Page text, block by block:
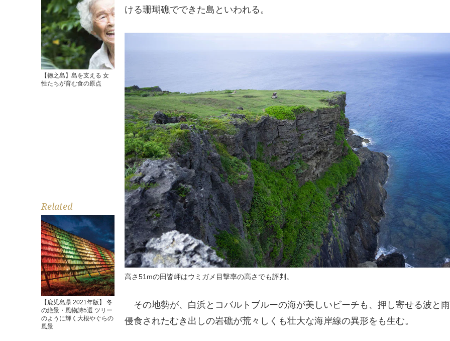
【徳之島】島を支える 女
性たちが育む食の原点
Related
【鹿児島県 2021年版】 冬
の絶景・風物詩5選 ツリー
のように輝く大根やぐらの
風景
ける珊瑚礁でできた島といわれる。
高さ51mの田皆岬はウミガメ目撃率の高さでも評判。
その地勢が、白浜とコバルトブルーの海が美しいビーチも、押し寄せる波と
侵食されたむき出しの岩礁が荒々しくも壮大な海岸線の異形をも生む。